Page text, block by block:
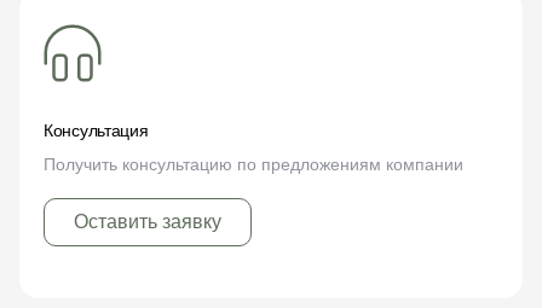
Консультация
Получить консультацию по предложениям компании
Оставить заявку